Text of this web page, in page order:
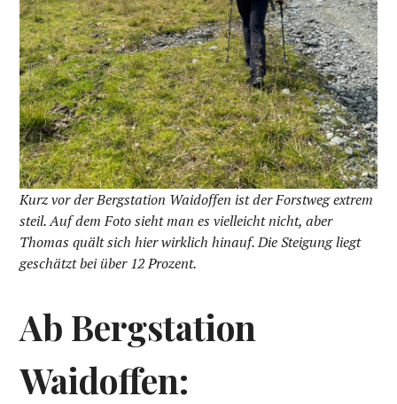
Kurz vor der Bergstation Waidoffen ist der Forstweg extrem
steil. Auf dem Foto sieht man es vielleicht nicht, aber
Thomas quält sich hier wirklich hinauf. Die Steigung liegt
geschätzt bei über 12 Prozent.
Ab Bergstation
Waidoffen: